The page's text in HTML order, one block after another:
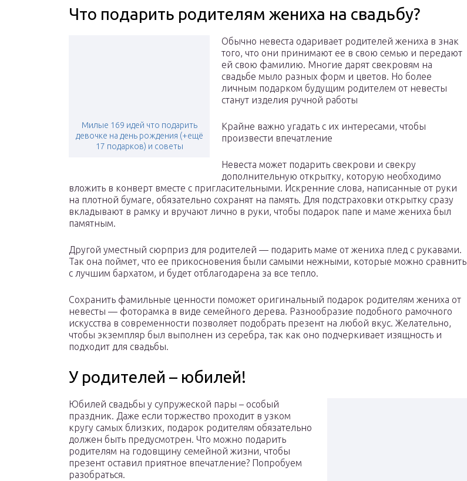
Что подарить родителям жениха на свадьбу?
Милые 169 идей что подарить
девочке на день рождения (+ещё
17 подарков) и советы
Обычно невеста одаривает родителей жениха в знак
того, что они принимают ее в свою семью и передают
ей свою фамилию. Многие дарят свекровям на
свадьбе мыло разных форм и цветов. Но более
личным подарком будущим родителем от невесты
станут изделия ручной работы
Крайне важно угадать с их интересами, чтобы
произвести впечатление
Невеста может подарить свекрови и свекру
дополнительную открытку, которую необходимо
вложить в конверт вместе с пригласительными. Искренние слова, написанные от руки
на плотной бумаге, обязательно сохранят на память. Для подстраховки открытку сразу
вкладывают в рамку и вручают лично в руки, чтобы подарок папе и маме жениха был
памятным.
Другой уместный сюрприз для родителей — подарить маме от жениха плед с рукавами.
Так она поймет, что ее прикосновения были самыми нежными, которые можно сравнить
с лучшим бархатом, и будет отблагодарена за все тепло.
Сохранить фамильные ценности поможет оригинальный подарок родителям жениха от
невесты — фоторамка в виде семейного дерева. Разнообразие подобного рамочного
искусства в современности позволяет подобрать презент на любой вкус. Желательно,
чтобы экземпляр был выполнен из серебра, так как оно подчеркивает изящность и
подходит для свадьбы.
У родителей – юбилей!
Юбилей свадьбы у супружеской пары – особый
праздник. Даже если торжество проходит в узком
кругу самых близких, подарок родителям обязательно
должен быть предусмотрен. Что можно подарить
родителям на годовщину семейной жизни, чтобы
презент оставил приятное впечатление? Попробуем
разобраться.